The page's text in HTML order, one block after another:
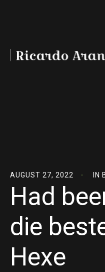
AUGUST 27, 2022 IN
Had
die
Hexe